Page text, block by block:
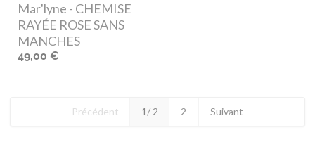
Mar'lyne - CHEMISE
RAYÉE ROSE SANS
MANCHES
49,00 €
Précédent 1/ 2 2 Suivant